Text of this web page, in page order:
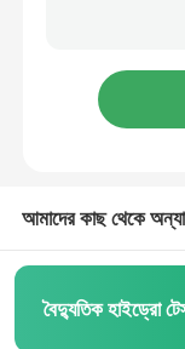
হাইড্রো ব্লাস্টিং
পাইপলাইন চাপ পরীক্ষা
আমাদের কাছ থেকে
বৈদ্যুতিক হাইড্রো